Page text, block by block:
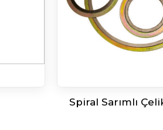
Spiral Sarımlı